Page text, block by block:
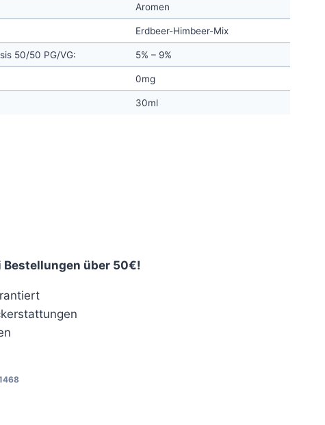
Aromen
Erdbeer-Himbeer-Mix
50/50 PG/VG: 5% – 9%
0mg
30ml
Bestellungen über 50€!